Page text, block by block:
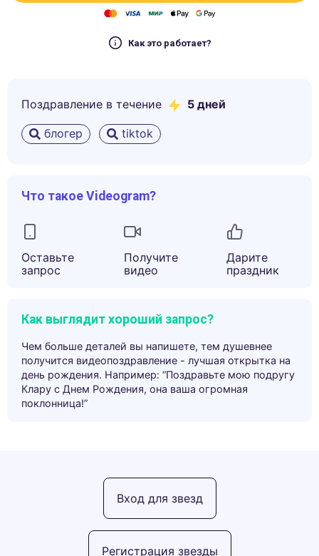
Как это работает?
Поздравление в течение 5 дней
блогер tiktok
Что такое Videogram?
Оставьте
запрос
Получите
видео
Дарите
праздник
Как выглядит хороший запрос?
Чем больше деталей вы напишете, тем душевнее
получится видеопоздравление - лучшая открытка на
день рождения. Например: “Поздравьте мою подругу
Клару с Днем Рождения, она ваша огромная
поклонница!”
Регистрация звезды
Вход для звезд